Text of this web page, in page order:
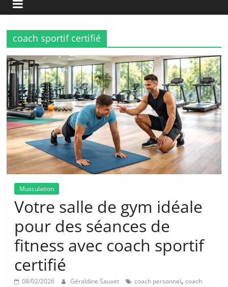
coach sportif certifié
Musculation
Votre salle de gym idéale
pour des séances de
fitness avec coach sportif
certifié
08/02/2026 Géraldine Sauvet coach personnel,coach